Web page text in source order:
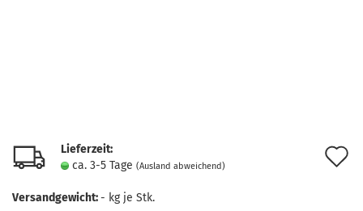
Lieferzeit:
ca. 3-5 Tage (Ausland abweichend)
Versandgewicht:- kg je Stk.